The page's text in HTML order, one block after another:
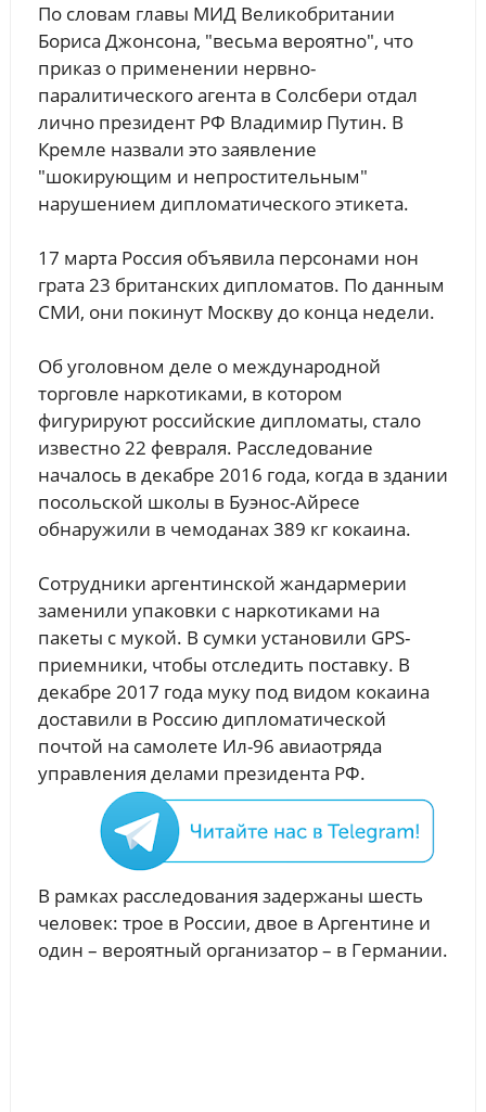
По словам главы МИД Великобритании
Бориса Джонсона, "весьма вероятно", что
приказ о применении нервно-
паралитического агента в Солсбери отдал
лично президент РФ Владимир Путин. В
Кремле назвали это заявление
"шокирующим и непростительным"
нарушением дипломатического этикета.
17 марта Россия объявила персонами нон
грата 23 британских дипломатов. По данным
СМИ, они покинут Москву до конца недели.
Об уголовном деле о международной
торговле наркотиками, в котором
фигурируют российские дипломаты, стало
известно 22 февраля. Расследование
началось в декабре 2016 года, когда в здании
посольской школы в Буэнос-Айресе
обнаружили в чемоданах 389 кг кокаина.
Сотрудники аргентинской жандармерии
заменили упаковки с наркотиками на
пакеты с мукой. В сумки установили GPS-
приемники, чтобы отследить поставку. В
декабре 2017 года муку под видом кокаина
доставили в Россию дипломатической
почтой на самолете Ил-96 авиаотряда
управления делами президента РФ.
В рамках расследования задержаны шесть
человек: трое в России, двое в Аргентине и
один – вероятный организатор – в Германии.